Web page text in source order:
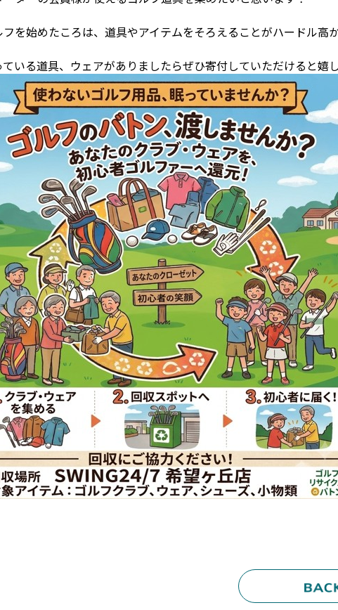
を始めたころは、道具やアイテムをそろえることがハードル高
いる道具、ウェアがありましたらぜひ寄付していただけると嬉